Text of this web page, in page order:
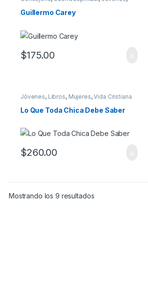
,
Guillermo Carey
$175.00
Jóvenes, Libros, Mujeres,Vida Cristiana
Lo Que Toda Chica Debe Saber
$260.00
Mostrando los 9 resultados